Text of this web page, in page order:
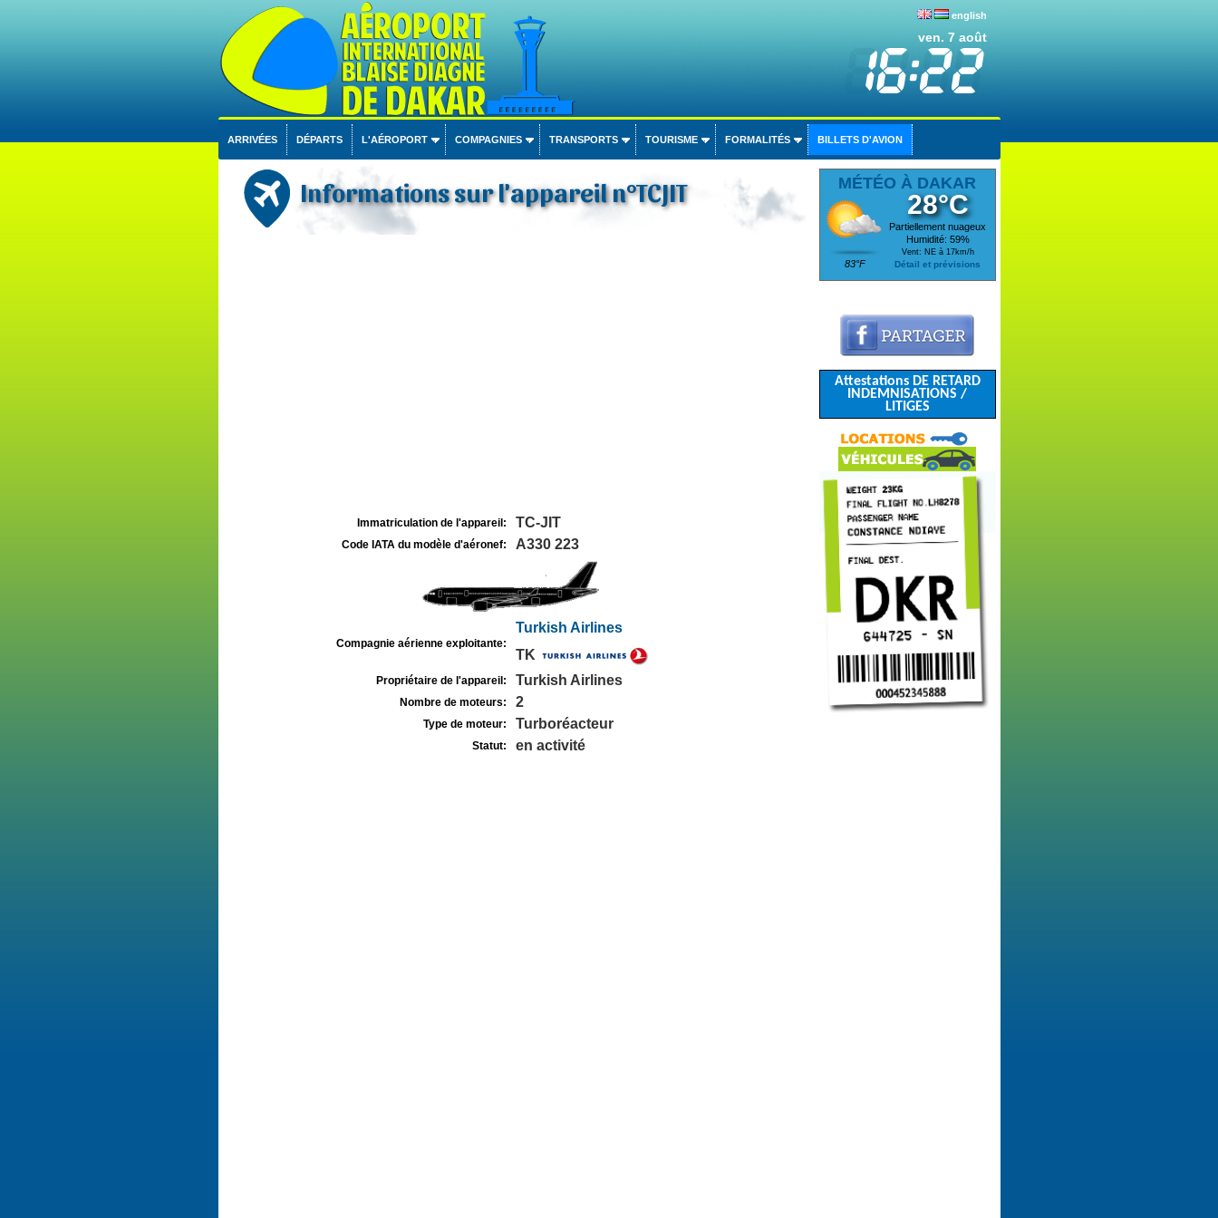
english
ven. 7 août
ARRIVÉES DÉPARTS L'AÉROPORT COMPAGNIES TRANSPORTS TOURISME FORMALITÉS BILLETS D'AVION
Informations sur l'appareil n°TCJIT
Immatriculation de l'appareil: TC-JIT
Code IATA du modèle d'aéronef: A330 223
Compagnie aérienne exploitante:
Turkish Airlines
TK
Propriétaire de l'appareil: Turkish Airlines
Nombre de moteurs: 2
Type de moteur: Turboréacteur
Statut: en activité
MÉTÉO À DAKAR
83°F
28°C
Partiellement nuageux
Humidité: 59%
Vent: NE à 17km/h
Détail et prévisions
Attestations DE RETARD
INDEMNISATIONS /
LITIGES